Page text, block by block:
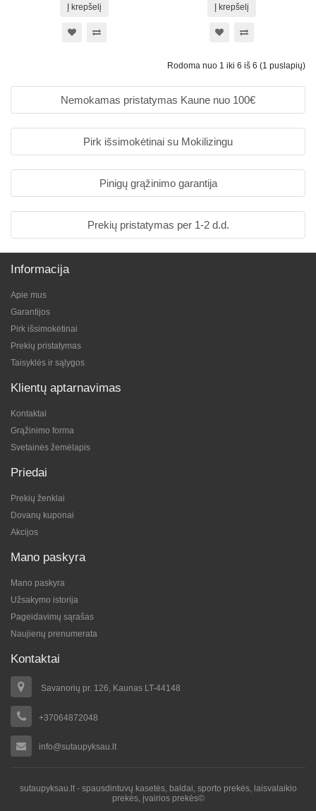
Į krepšelį Į krepšelį
Rodoma nuo 1 iki 6 iš 6 (1 puslapių)
Nemokamas pristatymas Kaune nuo 100€
Pirk išsimokėtinai su Mokilizingu
Pinigų grąžinimo garantija
Prekių pristatymas per 1-2 d.d.
Informacija
Apie mus
Garantijos
Pirk išsimokėtinai
Prekių pristatymas
Taisyklės ir sąlygos
Klientų aptarnavimas
Kontaktai
Grąžinimo forma
Svetainės žemėlapis
Priedai
Prekių ženklai
Dovanų kuponai
Akcijos
Mano paskyra
Mano paskyra
Užsakymo istorija
Pageidavimų sąrašas
Naujienų prenumerata
Kontaktai
Savanorių pr. 126, Kaunas LT-44148
+37064872048
info@sutaupyksau.lt
sutaupyksau.lt - spausdintuvų kasetės, baldai, sporto prekės, laisvalaikio
prekės, įvairios prekės©